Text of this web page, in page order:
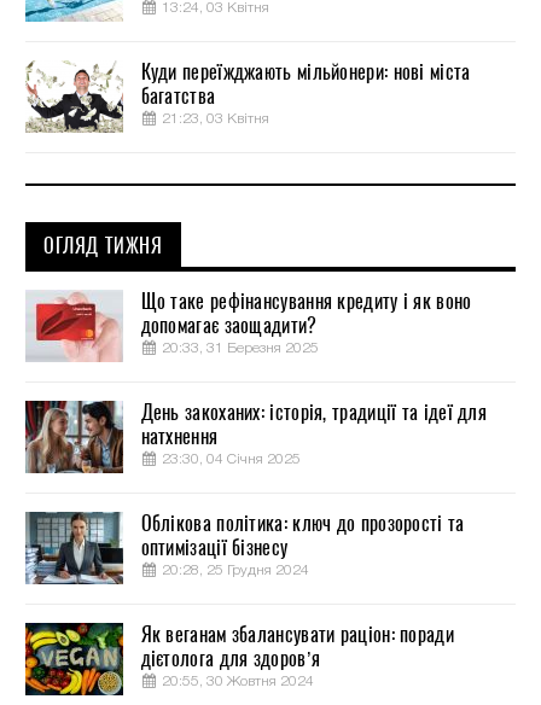
13:24, 03 Квітня
Куди переїжджають мільйонери: нові міста
багатства
21:23, 03 Квітня
ОГЛЯД ТИЖНЯ
Що таке рефінансування кредиту і як воно
допомагає заощадити?
20:33, 31 Березня 2025
День закоханих: історія, традиції та ідеї для
натхнення
23:30, 04 Січня 2025
Облікова політика: ключ до прозорості та
оптимізації бізнесу
20:28, 25 Грудня 2024
Як веганам збалансувати раціон: поради
дієтолога для здоров’я
20:55, 30 Жовтня 2024